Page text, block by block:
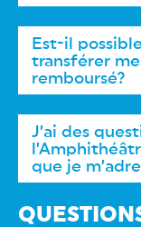
touristique
samedi, de
avenue des
Est-il
transférer
remboursé?
J’ai des
que je